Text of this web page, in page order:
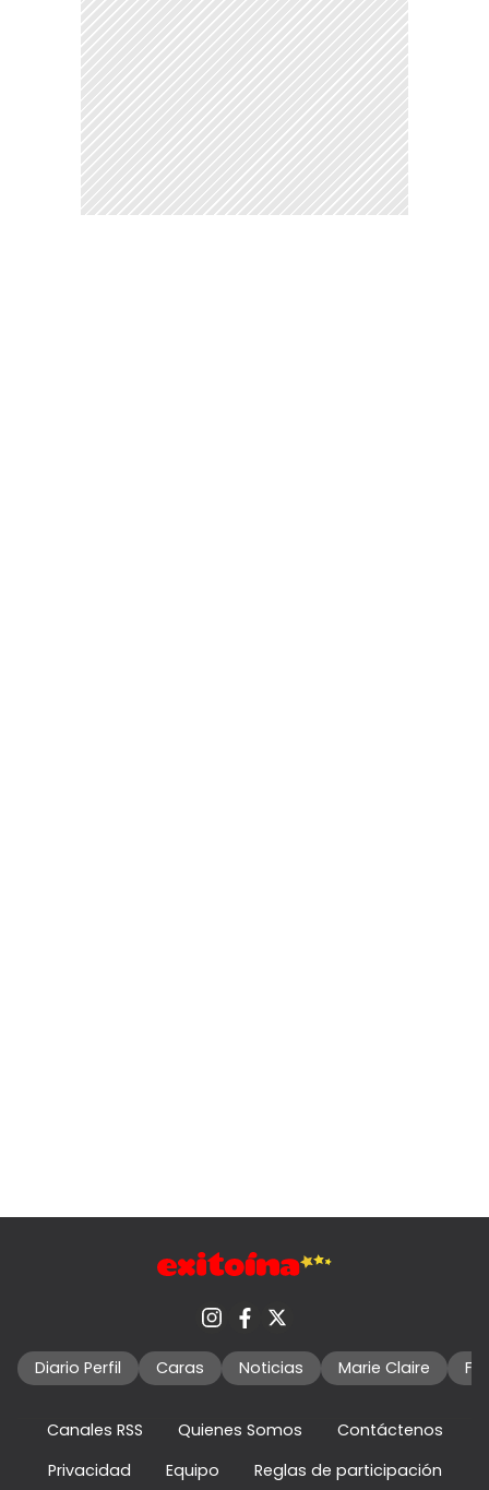
Diario Perfil Caras Noticias Marie Claire
Canales RSS Quienes Somos
Contáctenos
Privacidad
Equipo Reglas de participación